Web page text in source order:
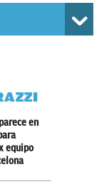
en
equipo